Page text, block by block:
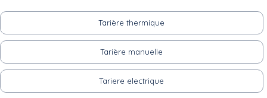
Tarière thermique
Tarière manuelle
Tariere electrique